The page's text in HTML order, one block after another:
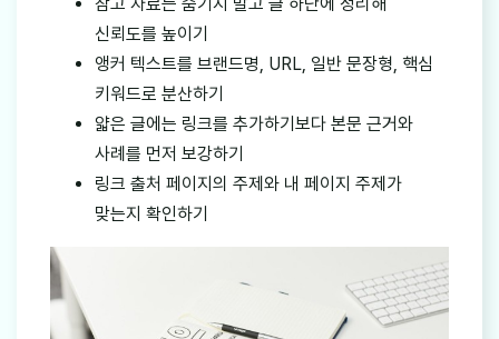
신뢰도를 높이기
앵커 텍스트를 브랜드명, URL, 일반 문장형, 핵심
키워드로 분산하기
얇은 글에는 링크를 추가하기보다 본문 근거와
사례를 먼저 보강하기
링크 출처 페이지의 주제와 내 페이지 주제가
맞는지 확인하기